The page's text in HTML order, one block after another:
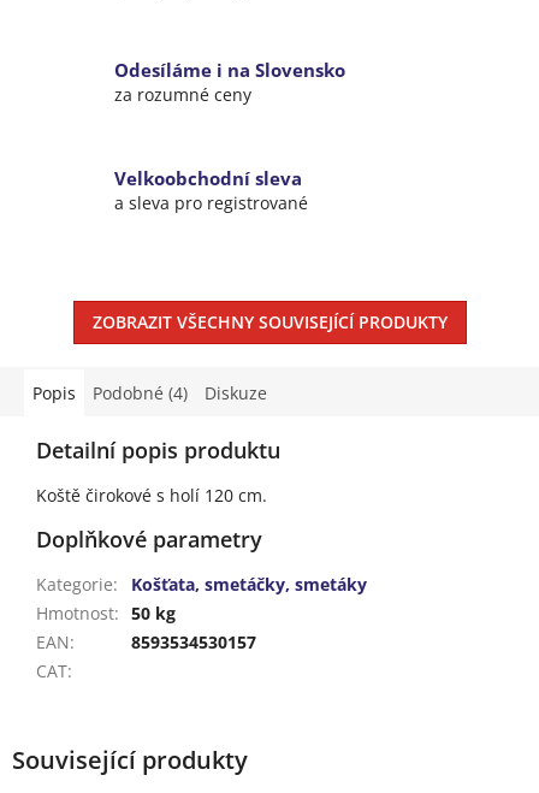
Odesíláme i na Slovensko
za rozumné ceny
Velkoobchodní sleva
a sleva pro registrované
Související produkty
ZOBRAZIT VŠECHNY SOUVISEJÍCÍ PRODUKTY
Popis Podobné (4) Diskuze
Detailní popis produktu
Koště čirokové s holí 120 cm.
Doplňkové parametry
Kategorie:
Košťata, smetáčky, smetáky
Hmotnost: 50 kg
EAN:
8593534530157
CAT: